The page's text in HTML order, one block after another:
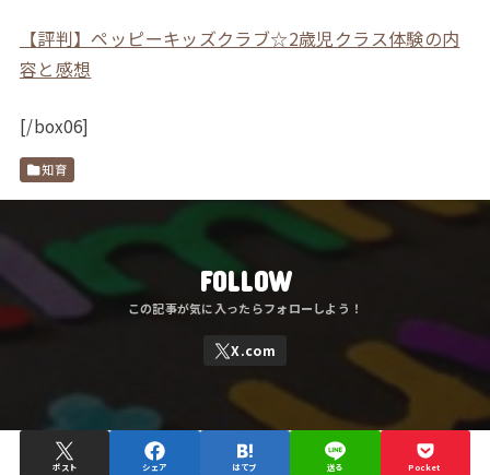
【評判】ペッピーキッズクラブ☆2歳児クラス体験の内
容と感想
[/box06]
知育
FOLLOW
ポスト シェア はてブ 送る Pocket